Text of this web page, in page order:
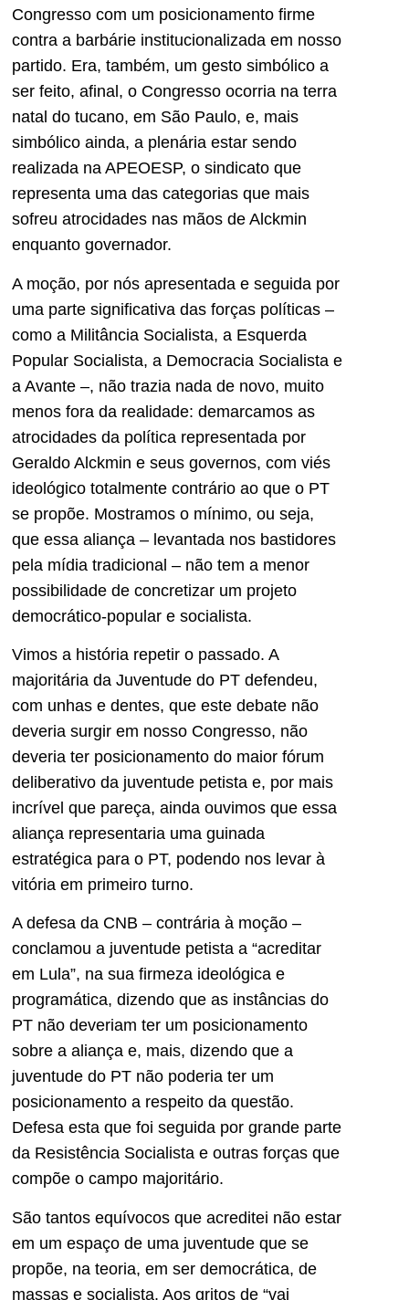
Congresso com um posicionamento firme
contra a barbárie institucionalizada em nosso
partido. Era, também, um gesto simbólico a
ser feito, afinal, o Congresso ocorria na terra
natal do tucano, em São Paulo, e, mais
simbólico ainda, a plenária estar sendo
realizada na APEOESP, o sindicato que
representa uma das categorias que mais
sofreu atrocidades nas mãos de Alckmin
enquanto governador.
A moção, por nós apresentada e seguida por
uma parte significativa das forças políticas –
como a Militância Socialista, a Esquerda
Popular Socialista, a Democracia Socialista e
a Avante –, não trazia nada de novo, muito
menos fora da realidade: demarcamos as
atrocidades da política representada por
Geraldo Alckmin e seus governos, com viés
ideológico totalmente contrário ao que o PT
se propõe. Mostramos o mínimo, ou seja,
que essa aliança – levantada nos bastidores
pela mídia tradicional – não tem a menor
possibilidade de concretizar um projeto
democrático-popular e socialista.
Vimos a história repetir o passado. A
majoritária da Juventude do PT defendeu,
com unhas e dentes, que este debate não
deveria surgir em nosso Congresso, não
deveria ter posicionamento do maior fórum
deliberativo da juventude petista e, por mais
incrível que pareça, ainda ouvimos que essa
aliança representaria uma guinada
estratégica para o PT, podendo nos levar à
vitória em primeiro turno.
A defesa da CNB – contrária à moção –
conclamou a juventude petista a “acreditar
em Lula”, na sua firmeza ideológica e
programática, dizendo que as instâncias do
PT não deveriam ter um posicionamento
sobre a aliança e, mais, dizendo que a
juventude do PT não poderia ter um
posicionamento a respeito da questão.
Defesa esta que foi seguida por grande parte
da Resistência Socialista e outras forças que
compõe o campo majoritário.
São tantos equívocos que acreditei não estar
em um espaço de uma juventude que se
propõe, na teoria, em ser democrática, de
massas e socialista. Aos gritos de “vai